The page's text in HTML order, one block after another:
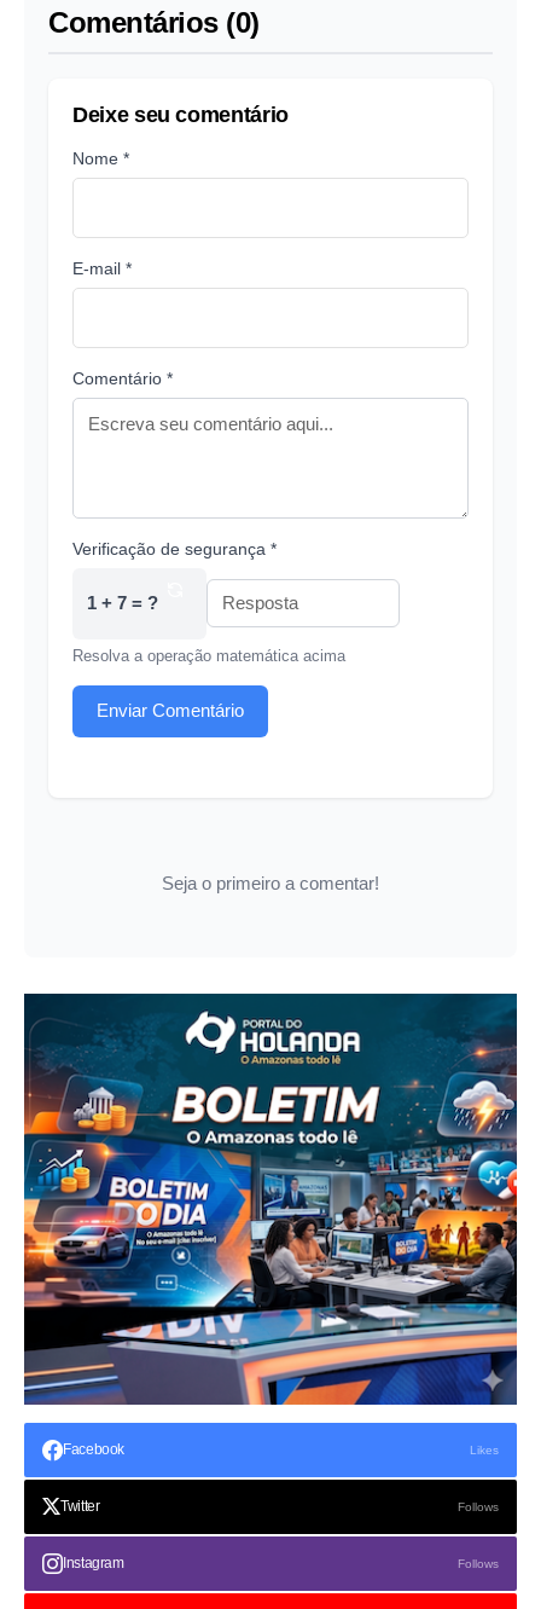
Comentários (0)
Deixe seu comentário
Nome *
E-mail *
Comentário *
Verificação de segurança *
1 + 7 = ?
Resolva a operação matemática acima
Enviar Comentário
Seja o primeiro a comentar!
Facebook Likes
Twitter Follows
Instagram Follows